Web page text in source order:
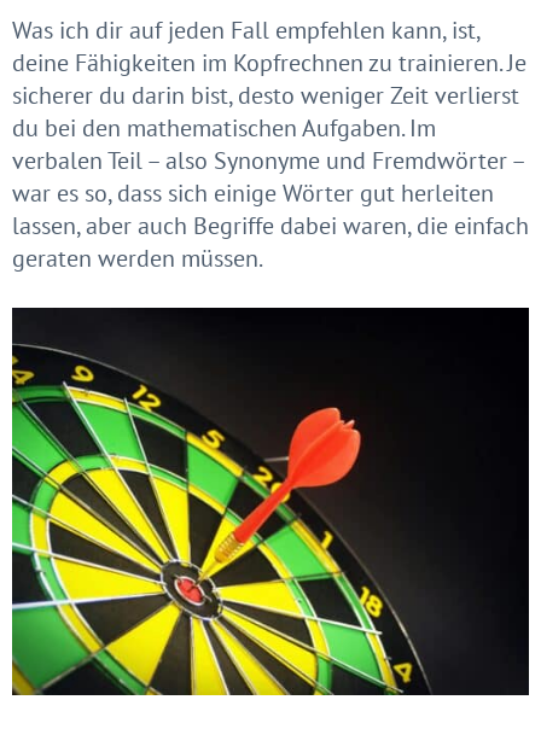
Was ich dir auf jeden Fall empfehlen kann, ist,
deine Fähigkeiten im Kopfrechnen zu trainieren. Je
sicherer du darin bist, desto weniger Zeit verlierst
du bei den mathematischen Aufgaben. Im
verbalen Teil – also Synonyme und Fremdwörter –
war es so, dass sich einige Wörter gut herleiten
lassen, aber auch Begriffe dabei waren, die einfach
geraten werden müssen.